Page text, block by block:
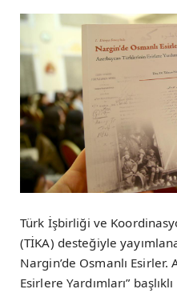
Türk İşbirliği ve
(TİKA) desteğiyle
Nargin’de Osmanlı
Esirlere Yardımları”